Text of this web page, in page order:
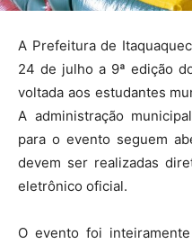
A Prefeitura de
24 de julho a 9ª edição
voltada aos estudantes
A administração
para o evento seguem
devem ser realizadas
eletrônico oficial.
O evento foi